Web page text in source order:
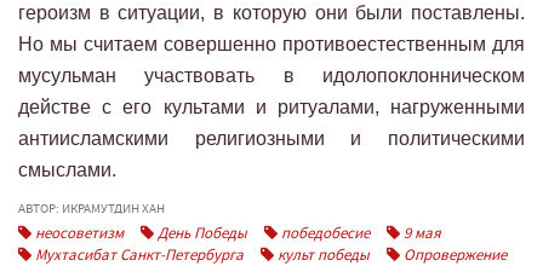
героизм в ситуации, в которую они были поставлены.
Но мы считаем совершенно противоестественным для
мусульман участвовать в идолопоклонническом
действе с его культами и ритуалами, нагруженными
антиисламскими религиозными и политическими
смыслами.
АВТОР: ИКРАМУТДИН ХАН
неосоветизм День Победы победобесие
9 мая
Мухтасибат Санкт-Петербурга
культ победы Опровержение